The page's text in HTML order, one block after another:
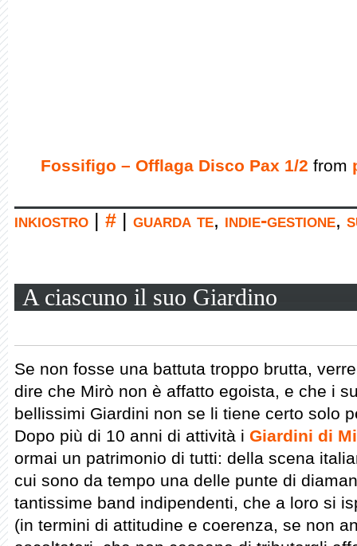
Fossifigo – Offlaga Disco Pax 1/2 from
inkiostro # guarda te, indie-gestione,
A ciascuno il suo Giardino
Se non fosse una battuta troppo brutta,
dire che Mirò non è affatto egoista, e che i
bellissimi Giardini non se li tiene certo solo
Dopo più di 10 anni di attività i Giardini di
ormai un patrimonio di tutti: della scena
cui sono da tempo una delle punte di
tantissime band indipendenti, che a loro si
(in termini di attitudine e coerenza, se non